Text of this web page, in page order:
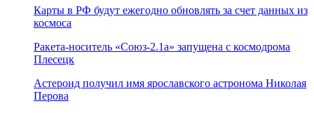
Карты в РФ будут ежегодно обновлять за счет данных из
космоса
Ракета-носитель «Союз-2.1а» запущена с космодрома
Плесецк
Астероид получил имя ярославского астронома Николая
Перова